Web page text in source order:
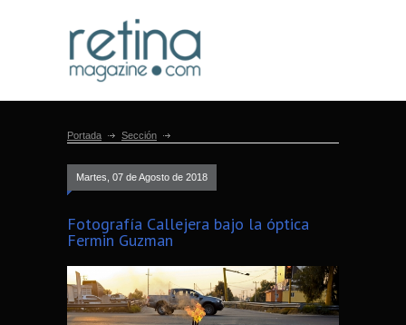
Portada Sección
Martes, 07 de Agosto de 2018
Fotografía Callejera bajo la óptica
Fermin Guzman